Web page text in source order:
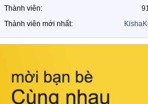
Thành viên
Thành viên mới nhất